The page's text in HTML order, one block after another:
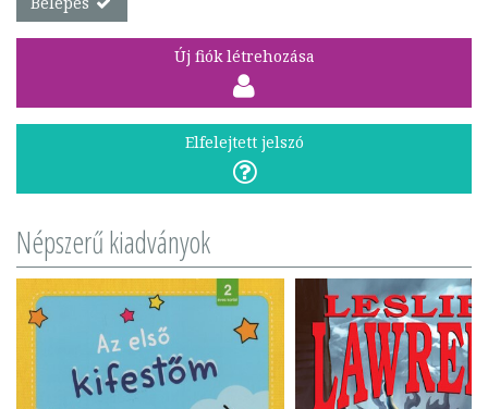
Új fiók létrehozása
Elfelejtett jelszó
Népszerű kiadványok